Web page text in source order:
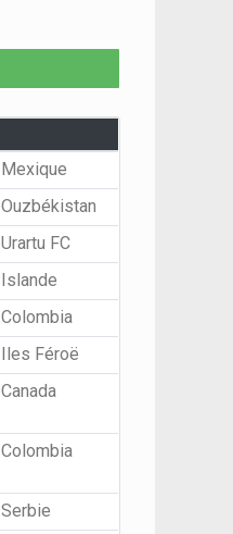
Mexique
Ouzbékistan
Urartu FC
Islande
Colombia
Iles Féroë
Canada
Colombia
Serbie